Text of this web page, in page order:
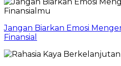
Jangan Biarkan Emosi
Finansial